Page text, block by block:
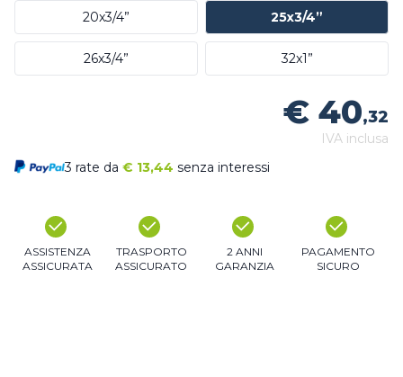
20x3/4” 25x3/4”
26x3/4” 32x1”
€ 40,32
IVA inclusa
3 rate da € 13,44 senza interessi
ASSISTENZA
ASSICURATA
TRASPORTO
ASSICURATO
2 ANNI
GARANZIA
PAGAMENTO
SICURO